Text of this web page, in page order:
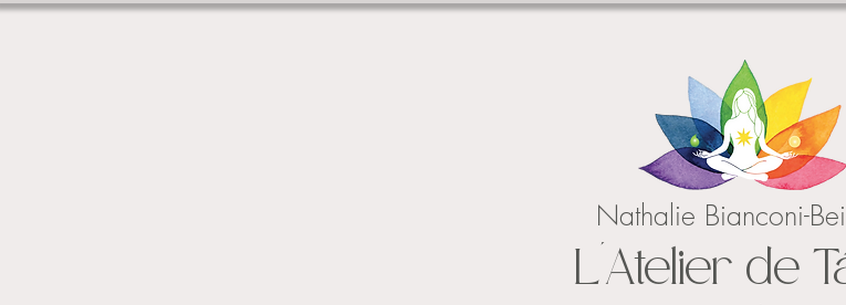
Nathalie Bianconi-
L'Atelier de